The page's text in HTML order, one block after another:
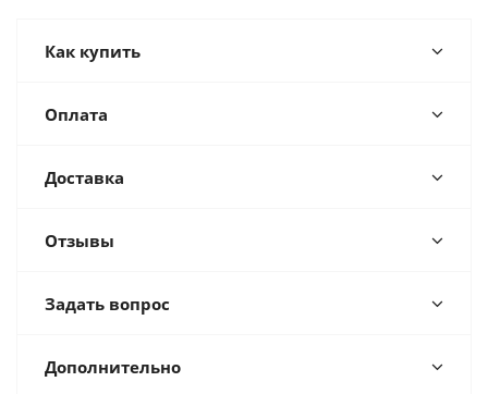
Как купить
Оплата
Доставка
Отзывы
Задать вопрос
Дополнительно